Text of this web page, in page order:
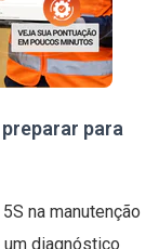
para
na manutenção
diagnóstico